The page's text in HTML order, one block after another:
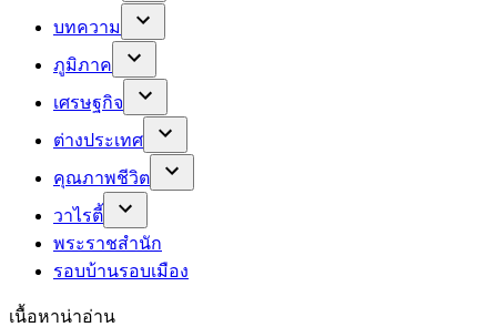
บทความ
ภูมิภาค
เศรษฐกิจ
ต่างประเทศ
คุณภาพชีวิต
วาไรตี้
พระราชสำนัก
รอบบ้านรอบเมือง
เนื้อหาน่าอ่าน